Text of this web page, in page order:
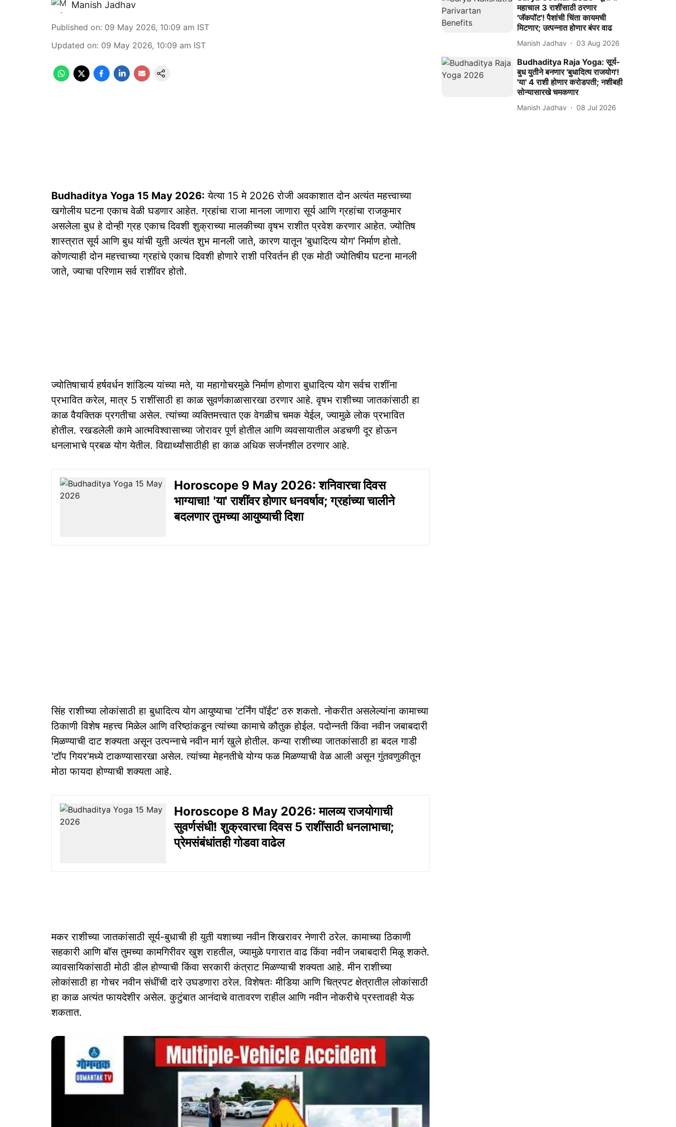
Manish Jadhav
Published on: 09 May 2026, 10:09 am IST
Updated on: 09 May 2026, 10:09 am IST
Budhaditya Yoga 15 May 2026: येत्या 15 मे 2026 रोजी अवकाशात दोन अत्यंत महत्त्वाच्या
खगोलीय घटना एकाच वेळी घडणार आहेत. ग्रहांचा राजा मानला जाणारा सूर्य आणि ग्रहांचा राजकुमार
असलेला बुध हे दोन्ही ग्रह एकाच दिवशी शुक्राच्या मालकीच्या वृषभ राशीत प्रवेश करणार आहेत. ज्योतिष
शास्त्रात सूर्य आणि बुध यांची युती अत्यंत शुभ मानली जाते, कारण यातून 'बुधादित्य योग' निर्माण होतो.
कोणत्याही दोन महत्त्वाच्या ग्रहांचे एकाच दिवशी होणारे राशी परिवर्तन ही एक मोठी ज्योतिषीय घटना मानली
जाते, ज्याचा परिणाम सर्व राशींवर होतो.
ज्योतिषाचार्य हर्षवर्धन शांडिल्य यांच्या मते, या महागोचरमुळे निर्माण होणारा बुधादित्य योग सर्वच राशींना
प्रभावित करेल, मात्र 5 राशींसाठी हा काळ सुवर्णकाळासारखा ठरणार आहे. वृषभ राशीच्या जातकांसाठी हा
काळ वैयक्तिक प्रगतीचा असेल. त्यांच्या व्यक्तिमत्त्वात एक वेगळीच चमक येईल, ज्यामुळे लोक प्रभावित
होतील. रखडलेली कामे आत्मविश्वासाच्या जोरावर पूर्ण होतील आणि व्यवसायातील अडचणी दूर होऊन
धनलाभाचे प्रबळ योग येतील. विद्यार्थ्यांसाठीही हा काळ अधिक सर्जनशील ठरणार आहे.
Horoscope 9 May 2026: शनिवारचा दिवस
भाग्याचा! 'या' राशींवर होणार धनवर्षाव; ग्रहांच्या चालीने
बदलणार तुमच्या आयुष्याची दिशा
सिंह राशीच्या लोकांसाठी हा बुधादित्य योग आयुष्याचा 'टर्निंग पॉईंट' ठरु शकतो. नोकरीत असलेल्यांना कामाच्या
ठिकाणी विशेष महत्त्व मिळेल आणि वरिष्ठांकडून त्यांच्या कामाचे कौतुक होईल. पदोन्नती किंवा नवीन जबाबदारी
मिळण्याची दाट शक्यता असून उत्पन्नाचे नवीन मार्ग खुले होतील. कन्या राशीच्या जातकांसाठी हा बदल गाडी
'टॉप गियर'मध्ये टाकण्यासारखा असेल. त्यांच्या मेहनतीचे योग्य फळ मिळण्याची वेळ आली असून गुंतवणुकीतून
मोठा फायदा होण्याची शक्यता आहे.
Horoscope 8 May 2026: मालव्य राजयोगाची
सुवर्णसंधी! शुक्रवारचा दिवस 5 राशींसाठी धनलाभाचा;
प्रेमसंबंधांतही गोडवा वाढेल
मकर राशीच्या जातकांसाठी सूर्य-बुधाची ही युती यशाच्या नवीन शिखरावर नेणारी ठरेल. कामाच्या ठिकाणी
सहकारी आणि बॉस तुमच्या कामगिरीवर खुश राहतील, ज्यामुळे पगारात वाढ किंवा नवीन जबाबदारी मिळू शकते.
व्यावसायिकांसाठी मोठी डील होण्याची किंवा सरकारी कंत्राट मिळण्याची शक्यता आहे. मीन राशीच्या
लोकांसाठी हा गोचर नवीन संधींची दारे उघडणारा ठरेल. विशेषतः मीडिया आणि चित्रपट क्षेत्रातील लोकांसाठी
हा काळ अत्यंत फायदेशीर असेल. कुटुंबात आनंदाचे वातावरण राहील आणि नवीन नोकरीचे प्रस्तावही येऊ
शकतात.
महाचाल 3 राशींसाठी ठरणार
'जॅकपॉट'! पैशांची चिंता कायमची
मिटणार; उत्पन्नात होणार बंपर वाढ
Manish Jadhav 03 Aug 2026
Budhaditya Raja Yoga: सूर्य-
बुध युतीने बनणार 'बुधादित्य राजयोग'!
'या' 4 राशी होणार करोडपती; नशीबही
सोन्यासारखे चमकणार
Manish Jadhav 08 Jul 2026